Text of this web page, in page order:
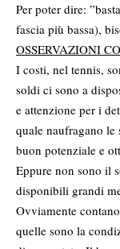
Per poter dire:
fascia più bassa),
OSSERVAZIONI
I costi, nel tennis,
soldi ci sono a
e attenzione per i
quale naufragano le
buon potenziale e
Eppure non sono il
disponibili grandi
Ovviamente
quelle sono la